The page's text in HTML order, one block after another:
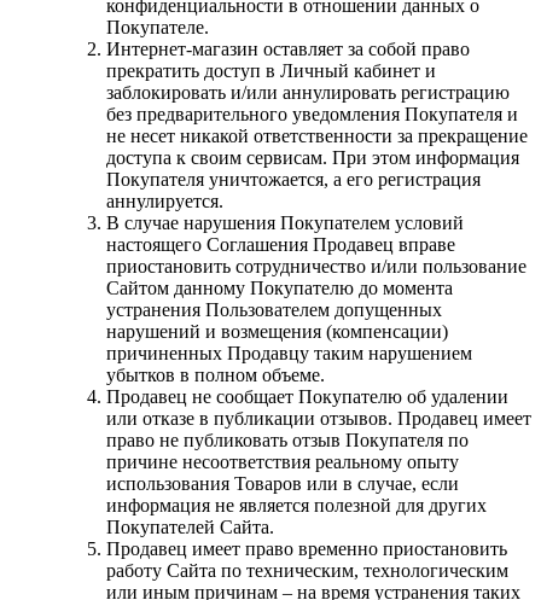
конфиденциальности в отношении данных о
Покупателе.
Интернет-магазин оставляет за собой право
прекратить доступ в Личный кабинет и
заблокировать и/или аннулировать регистрацию
без предварительного уведомления Покупателя и
не несет никакой ответственности за прекращение
доступа к своим сервисам. При этом информация
Покупателя уничтожается, а его регистрация
аннулируется.
В случае нарушения Покупателем условий
настоящего Соглашения Продавец вправе
приостановить сотрудничество и/или пользование
Сайтом данному Покупателю до момента
устранения Пользователем допущенных
нарушений и возмещения (компенсации)
причиненных Продавцу таким нарушением
убытков в полном объеме.
Продавец не сообщает Покупателю об удалении
или отказе в публикации отзывов. Продавец имеет
право не публиковать отзыв Покупателя по
причине несоответствия реальному опыту
использования Товаров или в случае, если
информация не является полезной для других
Покупателей Сайта.
Продавец имеет право временно приостановить
работу Сайта по техническим, технологическим
или иным причинам – на время устранения таких